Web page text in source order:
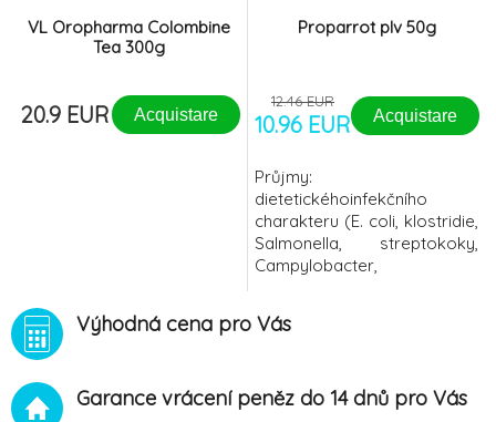
VL Oropharma Colombine
Tea 300g
20.9 EUR Acquistare
Proparrot plv 50g
12.46 EUR
10.96 EUR Acquistare
Průjmy:
dietetickéhoinfekčního
charakteru (E. coli, klostridie,
Salmonella, streptokoky,
Campylobacter,
aparátu. Úprava trávicích
a usnadnění přepeření.
Výhodná cena pro Vás
Garance vrácení peněz do 14 dnů pro Vás